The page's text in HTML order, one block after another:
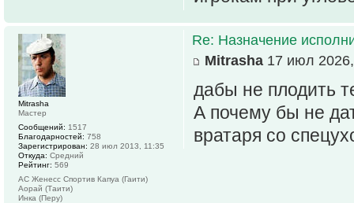
Re: Назначение
Mitrasha 17 июл
дабы не плодить
А почему бы не
вратаря со
Mitrasha
Мастер
Сообщений: 1517
Благодарностей: 758
Зарегистрирован: 28 июл 2013, 11:35
Откуда: Средний
Рейтинг: 569
АС Женесс Спортив Капуа (Гаити)
Аорай (Таити)
Инка (Перу)